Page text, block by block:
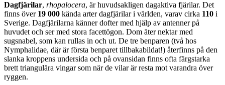
Dagfjärilar, rhopalocera, är huvudsakligen dagaktiva fjärilar. Det
finns över 19 000 kända arter dagfjärilar i världen, varav cirka 110 i
Sverige. Dagfjärilarna känner dofter med hjälp av antenner på
huvudet och ser med stora facettögon. Dom äter nektar med
sugsnabel, som kan rullas in och ut. De tre benparen (två hos
Nymphalidae, där är första benparet tillbakabildat!) återfinns på den
slanka kroppens undersida och på ovansidan finns ofta färgstarka
brett triangulära vingar som när de vilar är resta mot varandra över
ryggen.